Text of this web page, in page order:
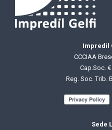
Impredil
CCCIAA
Cap.Soc. €
Reg. Soc. Trib.
Sede